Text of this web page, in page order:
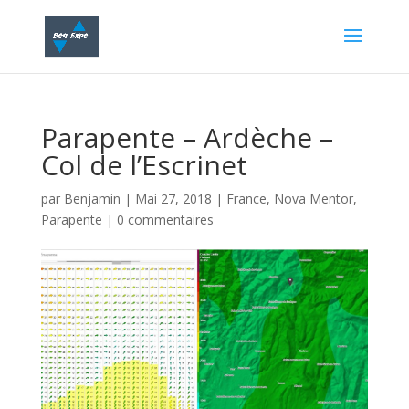
Parapente – Ardèche –
Col de l’Escrinet
par Benjamin | Mai 27, 2018 | France, Nova Mentor,
Parapente | 0 commentaires